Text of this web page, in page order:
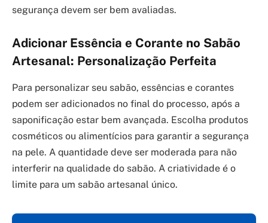
segurança devem ser bem avaliadas.
Adicionar Essência e Corante no Sabão
Artesanal: Personalização Perfeita
Para personalizar seu sabão, essências e corantes
podem ser adicionados no final do processo, após a
saponificação estar bem avançada. Escolha produtos
cosméticos ou alimentícios para garantir a segurança
na pele. A quantidade deve ser moderada para não
interferir na qualidade do sabão. A criatividade é o
limite para um sabão artesanal único.